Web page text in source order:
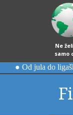
Ne
samo